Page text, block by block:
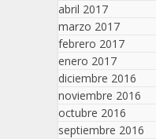
abril 2017
marzo 2017
febrero 2017
enero 2017
diciembre 2016
noviembre 2016
octubre 2016
septiembre 2016